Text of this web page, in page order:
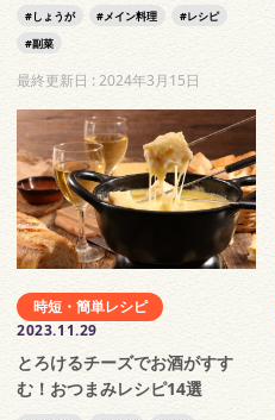
しょうが メイン料理
レシピ
副菜
最終更新日 : 2024年3月15日
時短・簡単レシピ
2023.11.29
とろけるチーズでお酒がすす
む！おつまみレシピ14選